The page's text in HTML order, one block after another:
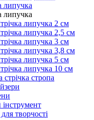
липучка
липучка
липучка 2 см
липучка 2,5 см
липучка 3 см
липучка 3,8 см
липучка 5 см
липучка 10 см
стрічка стропа
творчості